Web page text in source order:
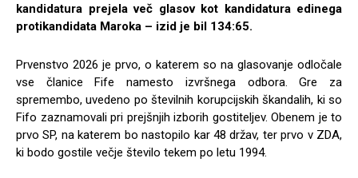
kandidatura prejela več glasov kot kandidatura edinega
protikandidata Maroka – izid je bil 134:65.
Prvenstvo 2026 je prvo, o katerem so na glasovanje odločale
vse članice Fife namesto izvršnega odbora. Gre za
spremembo, uvedeno po številnih korupcijskih škandalih, ki so
Fifo zaznamovali pri prejšnjih izborih gostiteljev. Obenem je to
prvo SP, na katerem bo nastopilo kar 48 držav, ter prvo v ZDA,
ki bodo gostile večje število tekem po letu 1994.